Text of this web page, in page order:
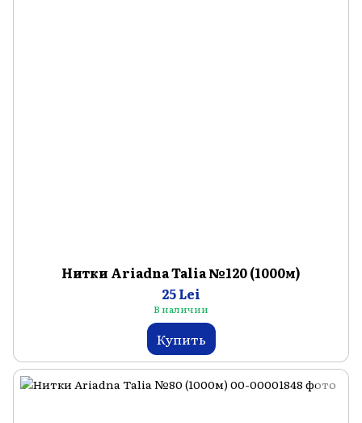
Нитки Ariadna Talia №120 (1000м)
25 Lei
В наличии
Купить